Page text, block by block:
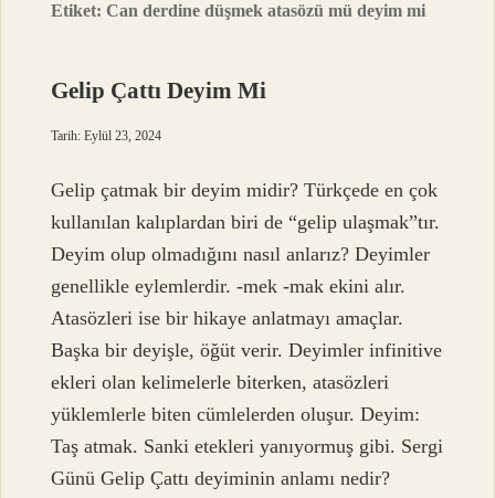
Etiket:Can derdine düşmek atasözü mü deyim mi
Gelip Çattı Deyim Mi
Tarih: Eylül 23, 2024
Gelip çatmak bir deyim midir? Türkçede en çok
kullanılan kalıplardan biri de “gelip ulaşmak”tır.
Deyim olup olmadığını nasıl anlarız? Deyimler
genellikle eylemlerdir. -mek -mak ekini alır.
Atasözleri ise bir hikaye anlatmayı amaçlar.
Başka bir deyişle, öğüt verir. Deyimler infinitive
ekleri olan kelimelerle biterken, atasözleri
yüklemlerle biten cümlelerden oluşur. Deyim:
Taş atmak. Sanki etekleri yanıyormuş gibi. Sergi
Günü Gelip Çattı deyiminin anlamı nedir?